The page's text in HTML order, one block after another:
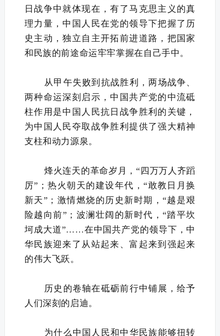
日战争中就体现在，有了马克思主义的真
理力量，中国人民在党的领导下把握了历
史主动，独立自主开拓前进道路，把国家
和民族的前途命运牢牢掌握在自己手中。
从甲午失败到抗战胜利，两场战争、
两种命运深刻启示，中国共产党的中流砥
柱作用是中国人民抗日战争胜利的关键，
为中国人民夺取战争胜利提供了强大精神
支柱和动力源泉。
烽火连天的革命岁月，“四万万人齐蹈
厉”；热火朝天的建设年代，“敢教日月换
新天”；激情燃烧的历史新时期，“越是艰
险越向前”；波澜壮阔的新时代，“踏平坎
坷成大道”……在中国共产党的领导下，中
华民族迎来了从站起来、富起来到强起来
的伟大飞跃。
历史的卷轴在砥砺前行中铺展，给予
人们深刻的启迪。
为什么中国人民和中华民族能够扭转